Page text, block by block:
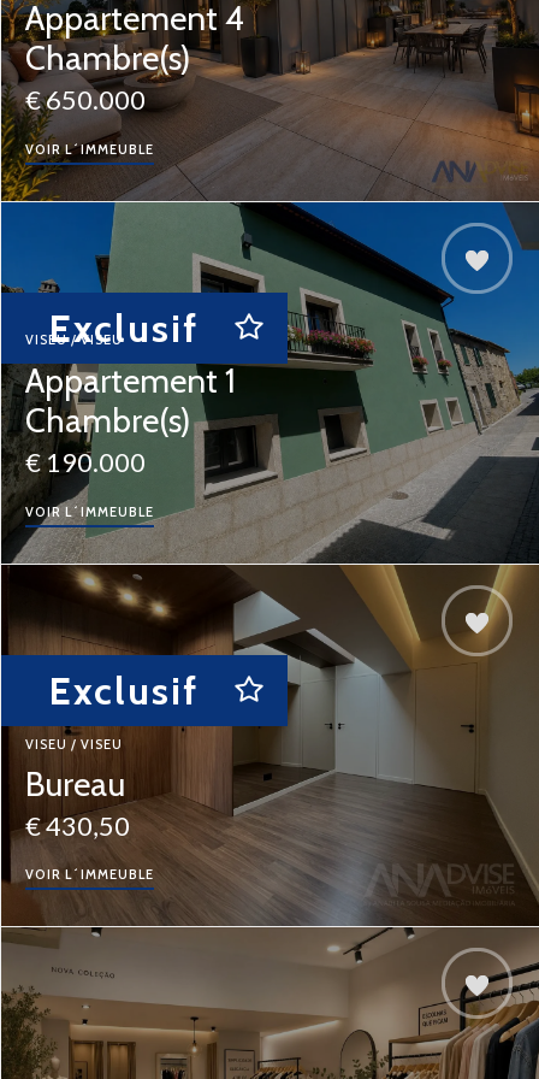
Appartement 4
Chambre(s)
€ 650.000
VOIR L´IMMEUBLE
Exclusif
VISEU / VISEU
Appartement 1
Chambre(s)
€ 190.000
VOIR L´IMMEUBLE
Exclusif
VISEU / VISEU
Bureau
€ 430,50
VOIR L´IMMEUBLE